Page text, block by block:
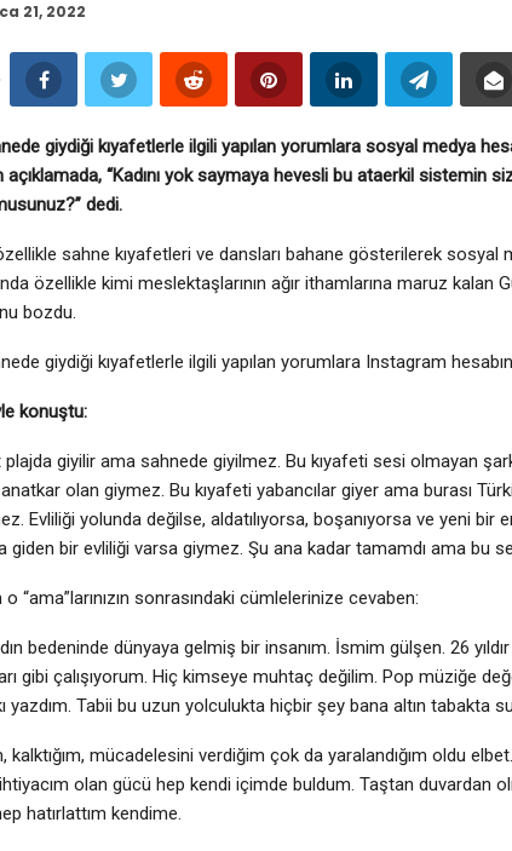
21, 2022
giydiği kıyafetlerle ilgili yapılan yorumlara sosyal medya
açıklamada, “Kadını yok saymaya hevesli bu ataerkil sistemin
dedi.
sahne kıyafetleri ve dansları bahane gösterilerek sosyal
özellikle kimi meslektaşlarının ağır ithamlarına maruz kalan
bozdu.
giydiği kıyafetlerle ilgili yapılan yorumlara Instagram
konuştu:
plajda giyilir ama sahnede giyilmez. Bu kıyafeti sesi olmayan
olan giymez. Bu kıyafeti yabancılar giyer ama burası
Evliliği yolunda değilse, aldatılıyorsa, boşanıyorsa ve yeni
giden bir evliliği varsa giymez. Şu ana kadar tamamdı ama bu
“ama”larınızın sonrasındaki cümlelerinize cevaben:
bedeninde dünyaya gelmiş bir insanım. İsmim gülşen. 26
gibi çalışıyorum. Hiç kimseye muhtaç değilim. Pop müziğe
yazdım. Tabii bu uzun yolculukta hiçbir şey bana altın tabakta
kalktığım, mücadelesini verdiğim çok da yaralandığım oldu
olan gücü hep kendi içimde buldum. Taştan duvardan
hatırlattım kendime.